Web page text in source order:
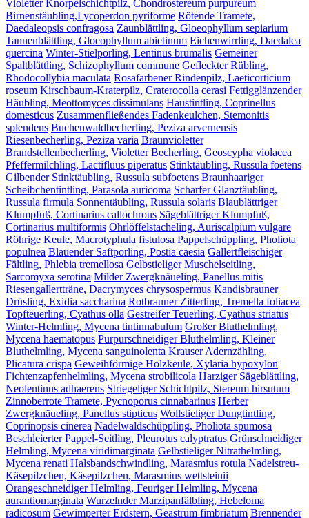
Violetter Knorpelschichtpilz, Chondrostereum purpureum
Birnenstäubling,Lycoperdon pyriforme Rötende Tramete,
Daedaleopsis confragosa Zaunblättling, Gloeophyllum sepiarium
Tannenblättling, Gloeophyllum abietinum Eichenwirrling, Daedalea
quercina Winter-Stielporling, Lentinus brumalis Gemeiner
Spaltblättling, Schizophyllum commune Gefleckter Rübling,
Rhodocollybia maculata Rosafarbener Rindenpilz, Laeticorticium
roseum Kirschbaum-Kraterpilz, Craterocolla cerasi Fettigglänzender
Häubling, Meottomyces dissimulans Haustintling, Coprinellus
domesticus Zusammenfließendes Fadenkeulchen, Stemonitis
splendens Buchenwaldbecherling, Peziza arvernensis
Riesenbecherling, Peziza varia Braunvioletter
Brandstellenbecherling, Violetter Becherling, Geoscypha violacea
Pfeffermilchling, Lactifluus piperatus Stinktäubling, Russula foetens
Gilbender Stinktäubling, Russula subfoetens Braunhaariger
Scheibchentintling, Parasola auricoma Scharfer Glanztäubling,
Russula firmula Sonnentäubling, Russula solaris Blaublättriger
Klumpfuß, Cortinarius callochrous Sägeblättriger Klumpfuß,
Cortinarius multiformis Ohrlöffelstacheling, Auriscalpium vulgare
Röhrige Keule, Macrotyphula fistulosa Pappelschüppling, Pholiota
populnea Blauender Saftporling, Postia caesia Gallertfleischiger
Fältling, Phlebia tremellosa Gelbstieliger Muschelseitling,
Sarcomyxa serotina Milder Zwergknäueling, Panellus mitis
Riesengallertträne, Dacrymyces chrysospermus Kandisbrauner
Drüsling, Exidia saccharina Rotbrauner Zitterling, Tremella foliacea
Topfteuerling, Cyathus olla Gestreifer Teuerling, Cyathus striatus
Winter-Helmling, Mycena tintinnabulum Großer Bluthelmling,
Mycena haematopus Purpurschneidiger Bluthelmling, Kleiner
Bluthelmling, Mycena sanguinolenta Krauser Adernzähling,
Plicatura crispa Geweihförmige Holzkeule, Xylaria hypoxylon
Fichtenzapfenhelmling, Mycena strobilicola Harziger Sägeblättling,
Neolentinus adhaerens Striegeliger Schichtpilz, Stereum hirsutum
Zinnoberrote Tramete, Pycnoporus cinnabarinus Herber
Zwergknäueling, Panellus stipticus Wollstieliger Dungtintling,
Coprinopsis cinerea Nadelwaldschüppling, Pholiota spumosa
Beschleierter Pappel-Seitling, Pleurotus calyptratus Grünschneidiger
Helmling, Mycena viridimarginata Gelbstieliger Nitrathelmling,
Mycena renati Halsbandschwindling, Marasmius rotula Nadelstreu-
Käsepilzchen, Käsepilzchen, Marasmius wettsteinii
Orangeschneidiger Helmling, Feuriger Helmling, Mycena
aurantiomarginata Wurzelnder Marzipanfälbling, Hebeloma
radicosum Gewimperter Erdstern, Geastrum fimbriatum Brennender